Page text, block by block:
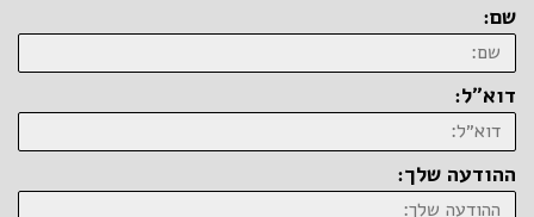
שם:
דוא״ל:
ההודעה שלך: